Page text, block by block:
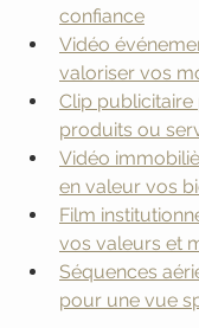
confiance
Vidéo
valoriser vos
Clip
produits ou
Vidéo
en valeur vos
Film
vos valeurs et
Séquences
pour une vue